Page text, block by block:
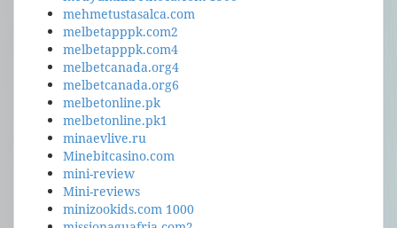
mehmetustasalca.com
melbetapppk.com2
melbetapppk.com4
melbetcanada.org4
melbetcanada.org6
melbetonline.pk
melbetonline.pk1
minaevlive.ru
Minebitcasino.com
mini-review
Mini-reviews
minizookids.com 1000